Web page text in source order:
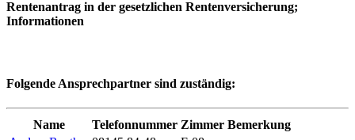
Rentenantrag in der gesetzlichen Rentenversicherung;
Informationen
Folgende Ansprechpartner sind zuständig:
Name Telefonnummer Zimmer Bemerkung